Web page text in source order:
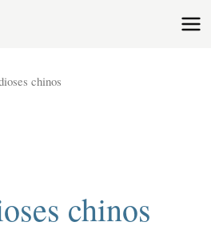
chinos
chinos